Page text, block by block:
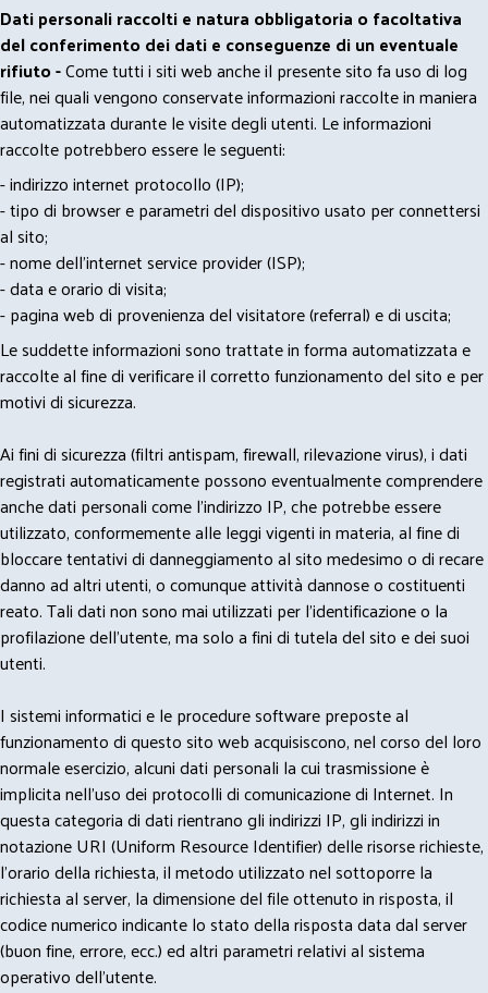
Dati personali raccolti e natura obbligatoria o facoltativa
del conferimento dei dati e conseguenze di un eventuale
rifiuto -Come tutti i siti web anche il presente sito fa uso di log
file, nei quali vengono conservate informazioni raccolte in maniera
automatizzata durante le visite degli utenti. Le informazioni
raccolte potrebbero essere le seguenti:
- indirizzo internet protocollo (IP);
- tipo di browser e parametri del dispositivo usato per connettersi
al sito;
- nome dell'internet service provider (ISP);
- data e orario di visita;
- pagina web di provenienza del visitatore (referral) e di uscita;
Le suddette informazioni sono trattate in forma automatizzata e
raccolte al fine di verificare il corretto funzionamento del sito e per
motivi di sicurezza.
Ai fini di sicurezza (filtri antispam, firewall, rilevazione virus), i dati
registrati automaticamente possono eventualmente comprendere
anche dati personali come l'indirizzo IP, che potrebbe essere
utilizzato, conformemente alle leggi vigenti in materia, al fine di
bloccare tentativi di danneggiamento al sito medesimo o di recare
danno ad altri utenti, o comunque attività dannose o costituenti
reato. Tali dati non sono mai utilizzati per l'identificazione o la
profilazione dell'utente, ma solo a fini di tutela del sito e dei suoi
utenti.
I sistemi informatici e le procedure software preposte al
funzionamento di questo sito web acquisiscono, nel corso del loro
normale esercizio, alcuni dati personali la cui trasmissione è
implicita nell'uso dei protocolli di comunicazione di Internet. In
questa categoria di dati rientrano gli indirizzi IP, gli indirizzi in
notazione URI (Uniform Resource Identifier) delle risorse richieste,
l'orario della richiesta, il metodo utilizzato nel sottoporre la
richiesta al server, la dimensione del file ottenuto in risposta, il
codice numerico indicante lo stato della risposta data dal server
(buon fine, errore, ecc.) ed altri parametri relativi al sistema
operativo dell'utente.